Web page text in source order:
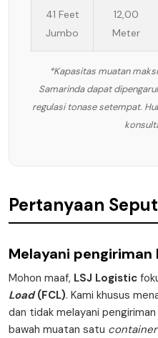
41 Feet
Jumbo
12,00
Meter
*Kapasitas muatan
Samarinda dapat
regulasi tonase setempat.
Pertanyaan
Melayani pengiriman
Mohon maaf, LSJ Logistic
Load(FCL). Kami khusus
dan tidak melayani
bawah muatan satu container